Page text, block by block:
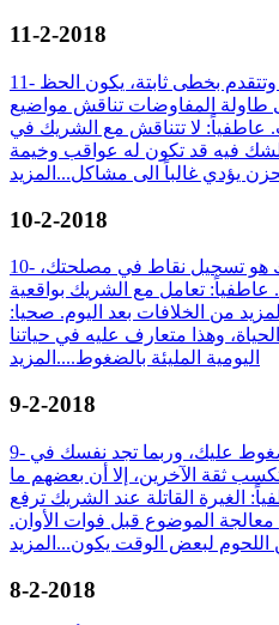
11-2-2018
11- مهنياً: تسير بثقة كبيرة بالنفس وتتقدم بخطى ثابتة، يكون الحظ
طاولة المفاوضات تناقش مواضيع
عاطفياً: لا تتناقش مع الشريك في
فيه قد تكون له عواقب وخيمة
يؤدي غالباً الى مشاكل... المزيد
10-2-2018
10- مهنياً: الانطباع الأهم في عملك هو تسجيل نقاط في مصلحتك،
تعامل مع الشريك بواقعية
من الخلافات بعد اليوم. صحيا:
وهذا متعارف عليه في حياتنا
اليومية المليئة بالضغوط.... المزيد
9-2-2018
9- مهنياً: تظهر بلبلة وتشتد الضغوط عليك، وربما تجد نفسك في
ثقة الآخرين، إلا أن بعضهم ما
الغيرة القاتلة عند الشريك ترفع
الموضوع قبل فوات الأوان.
اللحوم لبعض الوقت يكون... المزيد
8-2-2018